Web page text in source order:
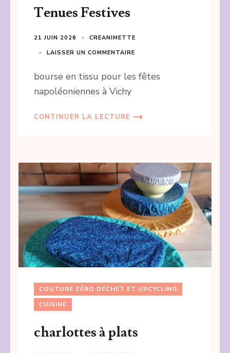
Tenues Festives
21 JUIN 2026
CREANIMETTE
LAISSER UN COMMENTAIRE
bourse en tissu pour les fêtes
napoléoniennes à Vichy
CONTINUER LA LECTURE
COUTURE ZÉRO DÉCHET ET UPCYCLING
CUISINE
charlottes à plats